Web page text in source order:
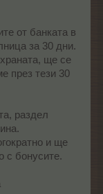
от банката в
за 30 дни.
ще се
през тези 30
раздел
и ще
с бонусите.